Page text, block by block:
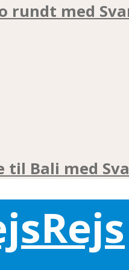
rundt med
til Bali med